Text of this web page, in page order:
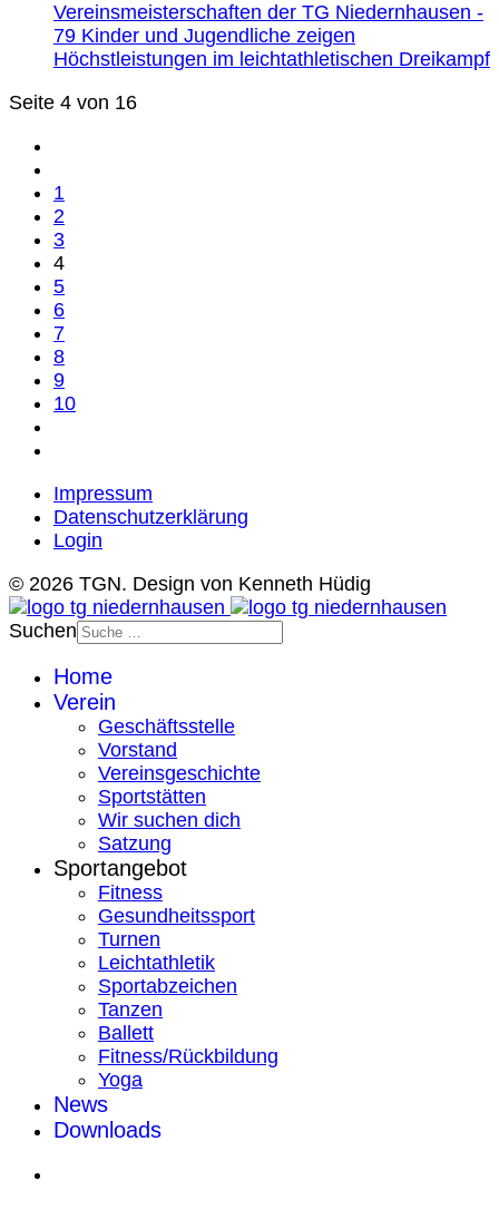
Vereinsmeisterschaften der TG Niedernhausen -
79 Kinder und Jugendliche zeigen
Höchstleistungen im leichtathletischen Dreikampf
Seite 4 von 16
1
2
3
4
5
6
7
8
9
10
Impressum
Datenschutzerklärung
Login
© 2026 TGN. Design von Kenneth Hüdig
Suchen
Home
Verein
Geschäftsstelle
Vorstand
Vereinsgeschichte
Sportstätten
Wir suchen dich
Satzung
Sportangebot
Fitness
Gesundheitssport
Turnen
Leichtathletik
Sportabzeichen
Tanzen
Ballett
Fitness/Rückbildung
Yoga
News
Downloads